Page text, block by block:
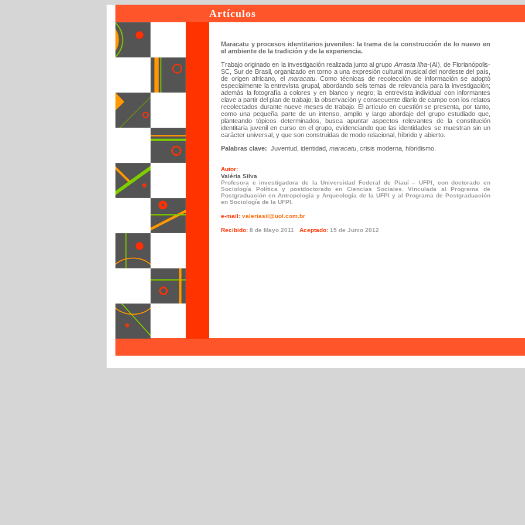
Artículos
Maracatu y procesos identitarios juveniles: la trama de la construcción de lo nuevo en
el ambiente de la tradición y de la experiencia.
Trabajo originado en la investigación realizada junto al grupo Arrasta Ilha-(AI), de Florianópolis-
SC, Sur de Brasil, organizado en torno a una expresión cultural musical del nordeste del país,
de origen africano, el maracatu. Como técnicas de recolección de información se adoptó
especialmente la entrevista grupal, abordando seis temas de relevancia para la investigación;
además la fotografía a colores y en blanco y negro; la entrevista individual con informantes
clave a partir del plan de trabajo; la observación y consecuente diario de campo con los relatos
recolectados durante nueve meses de trabajo. El artículo en cuestión se presenta, por tanto,
como una pequeña parte de un intenso, amplio y largo abordaje del grupo estudiado que,
planteando tópicos determinados, busca apuntar aspectos relevantes de la constitución
identitaria juvenil en curso en el grupo, evidenciando que las identidades se muestran sin un
carácter universal, y que son construidas de modo relacional, híbrido y abierto.
Palabras clave: Juventud, identidad, maracatu , crisis moderna, hibridismo.
Autor:
Valéria Silva
Profesora e investigadora de la Universidad Federal de Piauí – UFPI, con doctorado en
Sociología Política y postdoctorado en Ciencias Sociales. Vinculada al Programa de
Postgraduación en Antropología y Arqueología de la UFPI y al Programa de Postgraduación
en Sociología de la UFPI.
e-mail: valeriasil@uol.com.br
Recibido: 8 de Mayo 2011 Aceptado: 15 de Junio 2012